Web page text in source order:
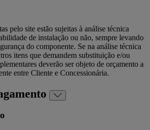
pelo site estão sujeitas à análise técnica
de instalação ou não, sempre levando
do componente. Se na análise técnica
itens que demandem substituição e/ou
deverão ser objeto de orçamento a
entre Cliente e Concessionária.